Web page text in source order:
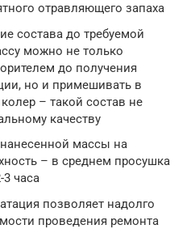
отравляющего запаха
состава до требуемой
можно не только
до получения
но и примешивать в
– такой состав не
качеству
массы на
– в среднем просушка
3 часа
позволяет надолго
проведения ремонта